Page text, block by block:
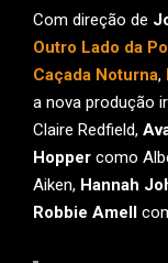
Com direção de
Outro Lado da
Caçada Noturna,
a nova produção
Claire Redfield,
Hopper como
Aiken, Hannah
Robbie Amell